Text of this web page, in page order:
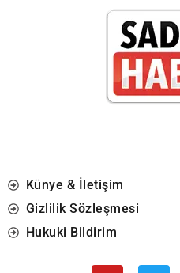
Künye & İletişim
Gizlilik Sözleşmesi
Hukuki Bildirim